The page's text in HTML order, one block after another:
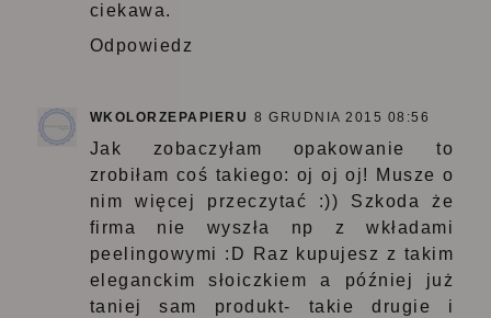
ciekawa.
Odpowiedz
WKOLORZEPAPIERU 8 GRUDNIA 2015 08:56
Jak zobaczyłam opakowanie to
zrobiłam coś takiego: oj oj oj! Musze o
nim więcej przeczytać :)) Szkoda że
firma nie wyszła np z wkładami
peelingowymi :D Raz kupujesz z takim
eleganckim słoiczkiem a później już
taniej sam produkt- takie drugie i